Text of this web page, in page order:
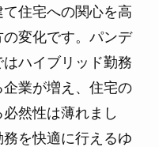
住宅への関心を高
変化です。パンデ
ハイブリッド勤務
業が増え、住宅の
然性は薄れまし
を快適に行えるゆ